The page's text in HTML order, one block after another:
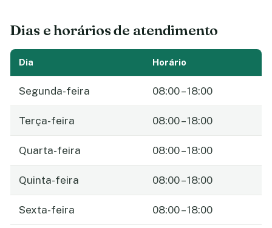
Dias e horários de atendimento
Dia Horário
Segunda-feira 08:00 – 18:00
Terça-feira 08:00 – 18:00
Quarta-feira 08:00 – 18:00
Quinta-feira 08:00 – 18:00
Sexta-feira 08:00 – 18:00